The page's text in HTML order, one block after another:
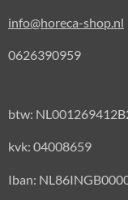
info@horeca-shop.nl
0626390959
btw:
kvk: 04008659
Iban: